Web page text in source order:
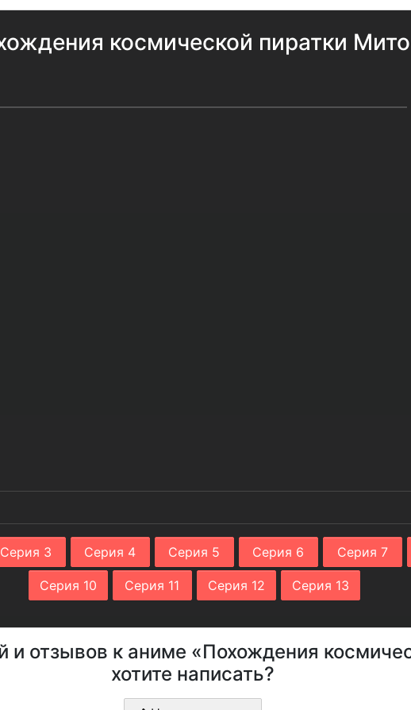
космической пиратки
Серия 3 Серия 4 Серия 5 Серия 6 Серия 7
Серия 10 Серия 11 Серия 12 Серия 13
и отзывов к аниме «Похождения
хотите написать?